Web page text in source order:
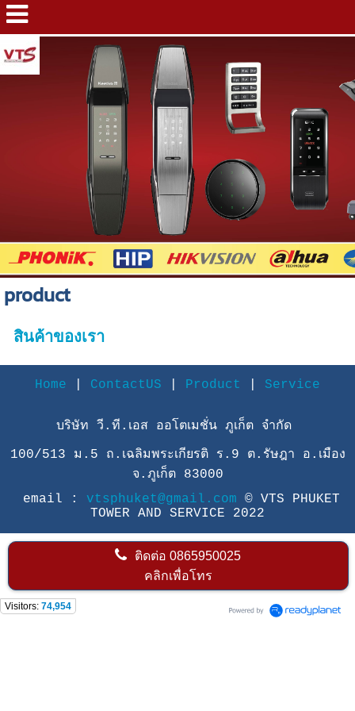
product
สินค้าของเรา
Home ContactUS Product Service
บริษัท วี.ที.เอส ออโตเมชั่น ภูเก็ต จำกัด
100/513 ม.5 ถ.เฉลิมพระเกียรติ ร.9 ต.รัษฎา อ.เมือง
จ.ภูเก็ต 83000
email : vtsphuket@gmail.com © VTS PHUKET
TOWER AND SERVICE 2022
ติดต่อ0865950025
คลิกเพื่อโทร
Visitors: 74,954